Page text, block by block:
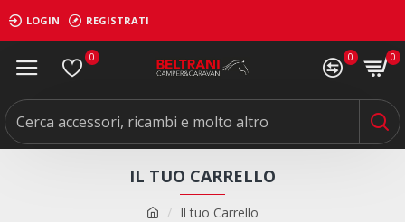
LOGIN REGISTRATI
0 0 0
Il tuo Carrello
IL TUO CARRELLO